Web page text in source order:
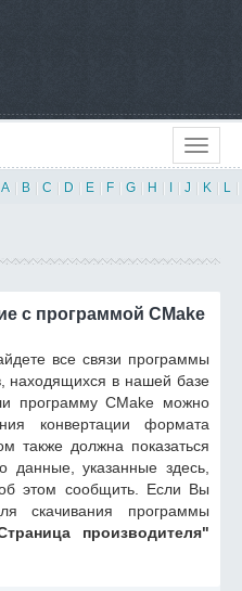
A B C D E F G H J K L
с программой CMake
все связи программы
в нашей базе
программу CMake можно
конвертации формата
также должна показаться
данные, указанные здесь,
этом сообщить. Если Вы
скачивания программы
производителя"